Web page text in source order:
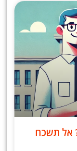
אל תשכח